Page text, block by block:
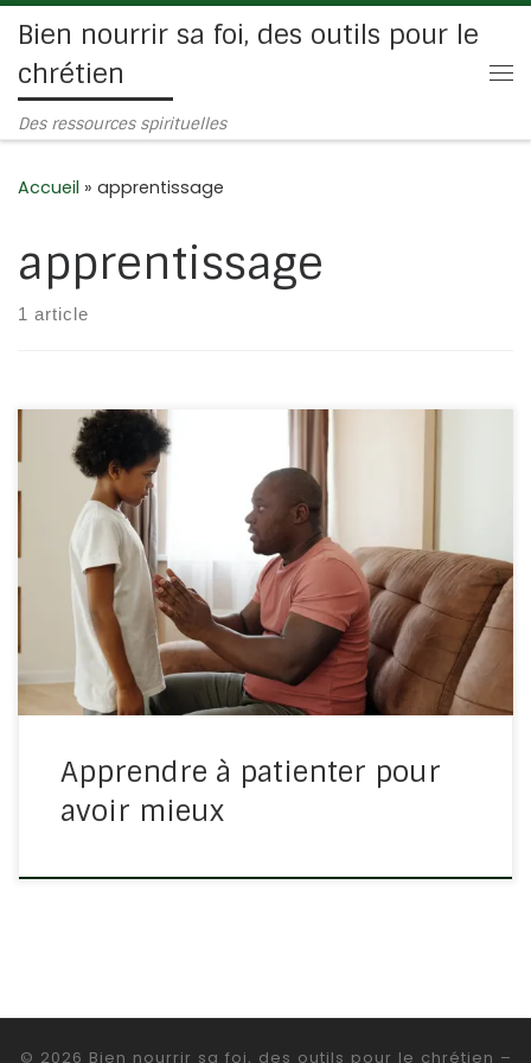
Passer au contenu
Bien nourrir sa foi, des outils pour le
chrétien
Des ressources spirituelles
Accueil » apprentissage
apprentissage
1 article
Nous lisons dans le Sermon sur la montagne : Matthieu
7/7-11 Demandez, et l’on vous donnera; cherchez, et
vous trouverez; frappez, et l’on vous ouvrira. Car
quiconque demande reçoit, celui qui cherche trouve, et
l’on ouvre à celui […]
Apprendre à patienter pour
avoir mieux
© 2026 Bien nourrir sa foi, des outils pour le chrétien –